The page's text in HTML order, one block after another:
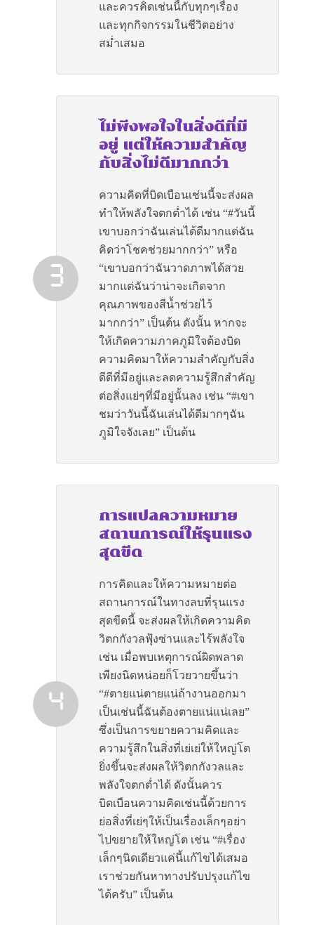
และควรคิดเช่นนี้กับทุกๆเรื่อง
และทุกกิจกรรมในชีวิตอย่าง
สม่ำเสมอ
ไม่พึงพอใจในสิ่งดีที่มี
อยู่ แต่ให้ความสำคัญ
กับสิ่งไม่ดีมากกว่า
ความคิดที่บิดเบือนเช่นนี้จะส่งผล
ทำให้พลังใจตกต่ำได้ เช่น “#วันนี้
เขาบอกว่าฉันเล่นได้ดีมากแต่ฉัน
คิดว่าโชคช่วยมากกว่า” หรือ
“เขาบอกว่าฉันวาดภาพได้สวย
มากแต่ฉันว่าน่าจะเกิดจาก
คุณภาพของสีน้ำช่วยไว้
มากกว่า” เป็นต้น ดังนั้น หากจะ
ให้เกิดความภาคภูมิใจต้องบิด
ความคิดมาให้ความสำคัญกับสิ่ง
ดีดีที่มีอยู่และลดความรู้สึกสำคัญ
ต่อสิ่งแย่ๆที่มีอยู่นั้นลง เช่น “#เขา
ชมว่าวันนี้ฉันเล่นได้ดีมากๆฉัน
ภูมิใจจังเลย” เป็นต้น
การแปลความหมาย
สถานการณ์ให้รุนแรง
สุดขีด
การคิดและให้ความหมายต่อ
สถานการณ์ในทางลบที่รุนแรง
สุดขีดนี้ จะส่งผลให้เกิดความคิด
วิตกกังวลฟุ้งซ่านและไร้พลังใจ
เช่น เมื่อพบเหตุการณ์ผิดพลาด
เพียงนิดหน่อยก็โวยวายขึ้นว่า
“#ตายแน่ตายแน่ถ้างานออกมา
เป็นเช่นนี้ฉันต้องตายแน่แน่เลย”
ซึ่งเป็นการขยายความคิดและ
ความรู้สึกในสิ่งที่เย่เย่ให้ใหญ่โต
ยิ่งขึ้นจะส่งผลให้วิตกกังวลและ
พลังใจตกต่ำได้ ดังนั้นควร
บิดเบือนความคิดเช่นนี้ด้วยการ
ย่อสิ่งที่เย่ๆให้เป็นเรื่องเล็กๆอย่า
ไปขยายให้ใหญ่โต เช่น “#เรื่อง
เล็กๆนิดเดียวแค่นี้แก้ไขได้เสมอ
เราช่วยกันหาทางปรับปรุงแก้ไข
ได้ครับ” เป็นต้น